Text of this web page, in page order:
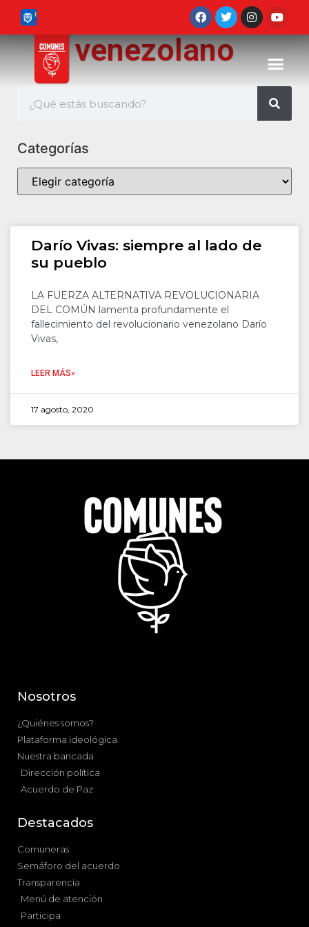
venezolano
Categorías
Darío Vivas: siempre al lado de
su pueblo
LA FUERZA ALTERNATIVA REVOLUCIONARIA
DEL COMÚN lamenta profundamente el
fallecimiento del revolucionario venezolano Darío
Vivas,
LEER MÁS»
17 agosto, 2020
Nosotros
¿Quiénes somos?
Plataforma ideológica
Nuestra bancada
Dirección política
Acuerdo de Paz
Destacados
Comuneras
Semáforo del acuerdo
Transparencia
Menú de atención
Participa